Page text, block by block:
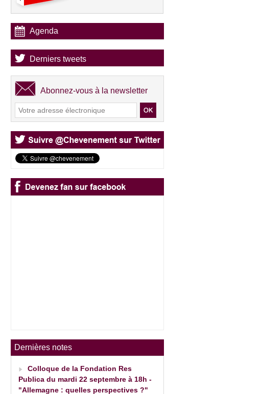
Agenda
Derniers tweets
Abonnez-vous à la newsletter
Dernières notes
Colloque de la Fondation Res
Publica du mardi 22 septembre à 18h -
"Allemagne : quelles perspectives ?"